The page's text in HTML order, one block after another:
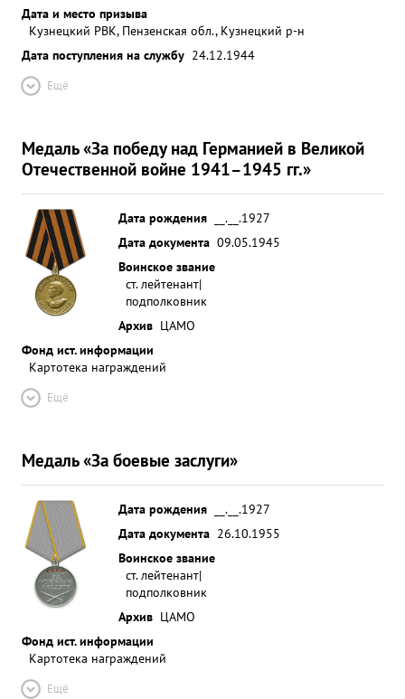
Дата и место призыва
Кузнецкий РВК, Пензенская обл., Кузнецкий р-н
Дата поступления на службу 24.12.1944
Ещё
Медаль «За победу над Германией в Великой
Отечественной войне 1941–1945 гг.»
Дата рождения
__.__.1927
Дата документа 09.05.1945
Воинское звание
ст. лейтенант|
подполковник
Архив ЦАМО
Фонд ист. информации
Картотека награждений
Ещё
Медаль «За боевые заслуги»
Дата рождения
__.__.1927
Дата документа 26.10.1955
Воинское звание
ст. лейтенант|
подполковник
Архив ЦАМО
Фонд ист. информации
Картотека награждений
Ещё